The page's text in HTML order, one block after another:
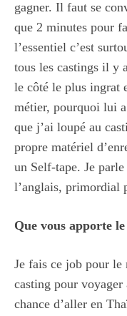
gagner. Il faut se
que 2 minutes pour
l’essentiel c’est
tous les castings il y
le côté le plus ingrat
métier, pourquoi lui
que j’ai loupé au
propre matériel
un Self-tape. Je
l’anglais, primordial
Que vous apporte
Je fais ce job pour le
casting pour voyager
chance d’aller en